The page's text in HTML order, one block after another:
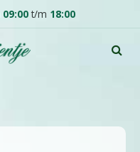
09:00t/m 18:00